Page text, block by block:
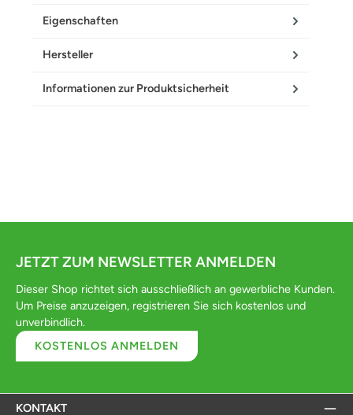
Eigenschaften
Hersteller
Informationen zur Produktsicherheit
JETZT ZUM NEWSLETTER ANMELDEN
Dieser Shop richtet sich ausschließlich an gewerbliche Kunden.
Um Preise anzuzeigen, registrieren Sie sich kostenlos und
unverbindlich.
KOSTENLOS ANMELDEN
KONTAKT